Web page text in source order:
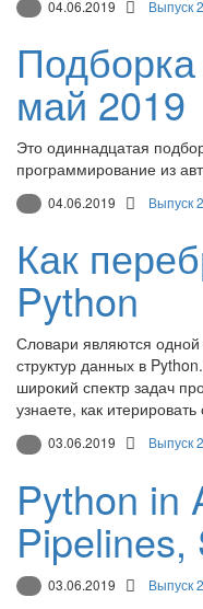
04.06.2019 Выпуск
май 2019
Это одиннадцатая
программирование из
04.06.2019 Выпуск
Как
Python
Словари являются
структур данных в
широкий спектр задач
узнаете, как
03.06.2019 Выпуск
Python in
Pipelines,
03.06.2019 Выпуск